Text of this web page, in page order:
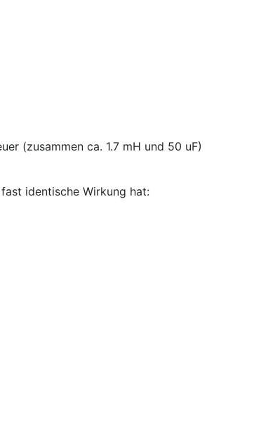
(zusammen ca. 1.7 mH und 50 uF)
identische Wirkung hat: